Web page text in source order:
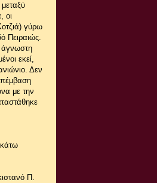
οι
γύρω
Πειραιώς.
άγνωστη
εκεί,
Δεν
με την
Π.